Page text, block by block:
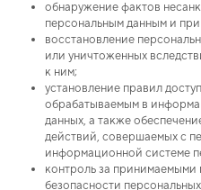
обнаружение фактов
персональным данным и
восстановление
или уничтоженных
к ним;
установление правил
обрабатываемым в
данных, а также
действий, совершаемых с
информационной системе
контроль за
безопасности